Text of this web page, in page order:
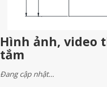
Hình ảnh, video
tắm
Đang cập nhật…